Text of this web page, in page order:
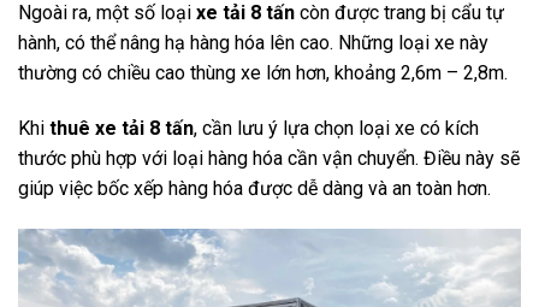
Ngoài ra, một số loại xe tải 8 tấn còn được trang bị cẩu tự
hành, có thể nâng hạ hàng hóa lên cao. Những loại xe này
thường có chiều cao thùng xe lớn hơn, khoảng 2,6m – 2,8m.
Khi thuê xe tải 8 tấn, cần lưu ý lựa chọn loại xe có kích
thước phù hợp với loại hàng hóa cần vận chuyển. Điều này sẽ
giúp việc bốc xếp hàng hóa được dễ dàng và an toàn hơn.